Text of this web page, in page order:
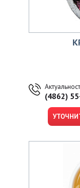
(4862)